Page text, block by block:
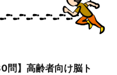
問】高齢者向け脳ト